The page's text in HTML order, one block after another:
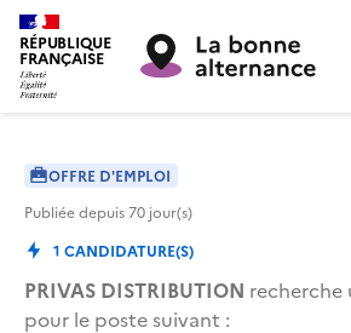
RÉPUBLIQUE
FRANÇAISE
OFFRE D'EMPLOI
Publiée depuis70 jour(s)
1 CANDIDATURE(S)
PRIVAS DISTRIBUTION recherche
pour le poste suivant :